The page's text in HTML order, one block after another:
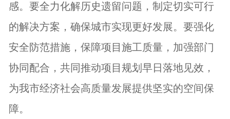
感。要全力化解历史遗留问题，制定切实可行
的解决方案，确保城市实现更好发展。要强化
安全防范措施，保障项目施工质量，加强部门
协同配合，共同推动项目规划早日落地见效，
为我市经济社会高质量发展提供坚实的空间保
障。